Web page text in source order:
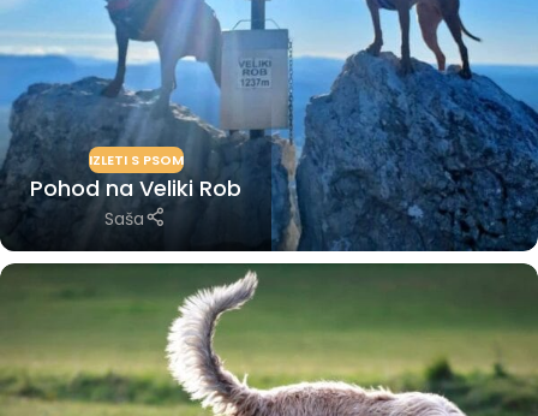
IZLETI S PSOM
Pohod na Veliki Rob
Saša